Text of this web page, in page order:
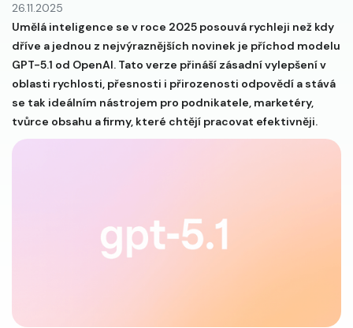
26.11.2025
Umělá inteligence se v roce 2025 posouvá rychleji než kdy
dříve a jednou z nejvýraznějších novinek je příchod modelu
GPT-5.1 od OpenAI. Tato verze přináší zásadní vylepšení v
oblasti rychlosti, přesnosti i přirozenosti odpovědí a stává
se tak ideálním nástrojem pro podnikatele, marketéry,
tvůrce obsahu a firmy, které chtějí pracovat efektivněji.